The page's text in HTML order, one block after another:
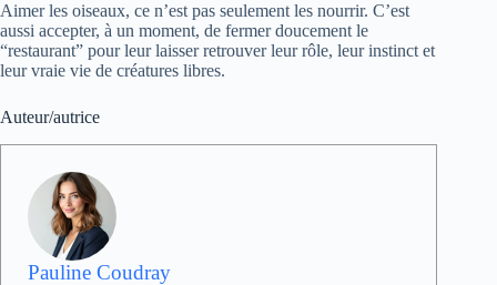
Aimer les oiseaux, ce n’est pas seulement les nourrir. C’est
aussi accepter, à un moment, de fermer doucement le
“restaurant” pour leur laisser retrouver leur rôle, leur instinct et
leur vraie vie de créatures libres.
Auteur/autrice
Pauline Coudray